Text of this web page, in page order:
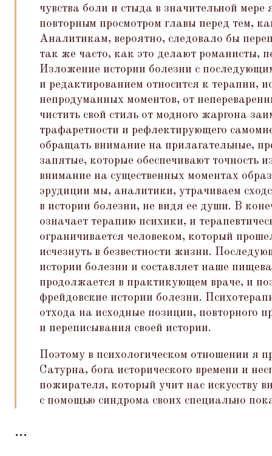
чувства боли и стыда в значительной мере
повторным просмотром главы перед тем,
Аналитикам, вероятно, следовало бы
так же часто, как это делают романисты,
Изложение истории болезни с
и редактированием относится к терапии,
непродуманных моментов, от
чистить свой стиль от модного жаргона
трафаретности и рефлектирующего
обращать внимание на прилагательные,
запятые, которые обеспечивают точность
внимание на существенных моментах
эрудиции мы, аналитики, утрачиваем
в истории болезни, не видя ее души. В
означает терапию психики, и
ограничивается человеком, который
исчезнуть в безвестности жизни.
истории болезни и составляет наше
продолжается в практикующем враче, и
фрейдовские истории болезни.
отхода на исходные позиции, повторного
и переписывания своей истории.
Поэтому в психологическом отношении я
Сатурна, бога исторического времени и
пожирателя, который учит нас искусству
с помощью синдрома своих специально
...